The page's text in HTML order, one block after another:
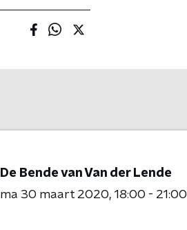
De Bende van Van der Lende
ma 30 maart 2020 18:00 - 21:00